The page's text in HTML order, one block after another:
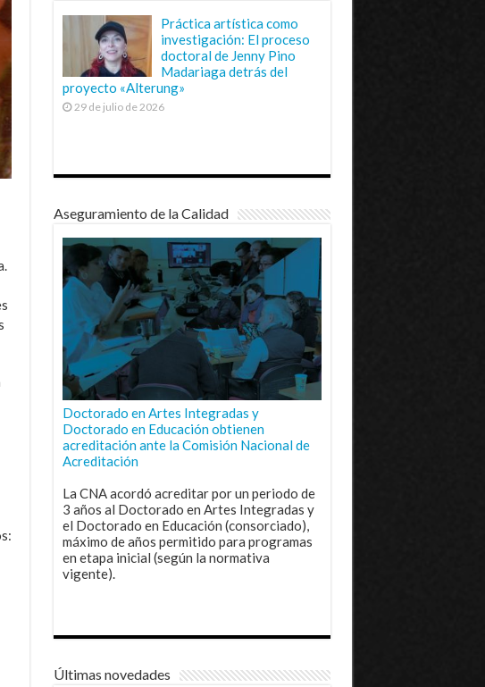
Práctica artística como
investigación: El proceso
doctoral de Jenny Pino
Madariaga detrás del
proyecto «Alterung»
29 de julio de 2026
Aseguramiento de la Calidad
Doctorado en Artes Integradas y
Doctorado en Educación obtienen
acreditación ante la Comisión Nacional de
Acreditación
La CNA acordó acreditar por un periodo de
3 años al Doctorado en Artes Integradas y
el Doctorado en Educación (consorciado),
máximo de años permitido para programas
en etapa inicial (según la normativa
vigente).
Últimas novedades